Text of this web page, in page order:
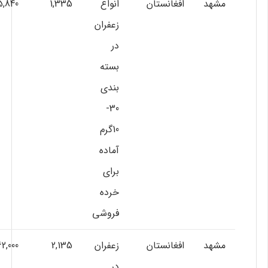
مشهد افغانستان
انواع
زعفران
در
بسته
بندي
30-
10گرم
آماده
براي
خرده
فروشي
1,335
مشهد افغانستان
زعفران
2,135